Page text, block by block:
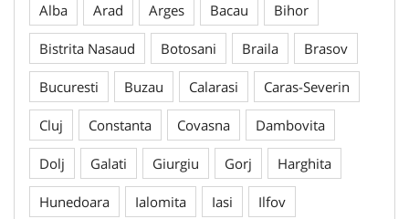
Alba Arad Arges Bacau Bihor
Bistrita Nasaud Botosani Braila Brasov
Bucuresti Buzau Calarasi Caras-Severin
Cluj Constanta Covasna Dambovita
Dolj Galati Giurgiu Gorj Harghita
Hunedoara Ialomita Iasi Ilfov